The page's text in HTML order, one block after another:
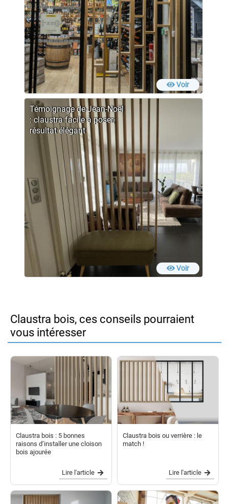
Voir
Témoignage de Jean-Noël
: claustra facile à poser,
résultat élégant
Voir
Claustra bois, ces conseils pourraient
vous intéresser
Claustra bois : 5 bonnes
raisons d’installer une cloison
bois ajourée
Lire l'article
Claustra bois ou verrière : le
match !
Lire l'article